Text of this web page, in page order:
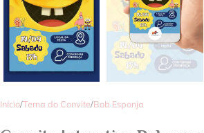
Início/Tema do Convite/Bob Esponja